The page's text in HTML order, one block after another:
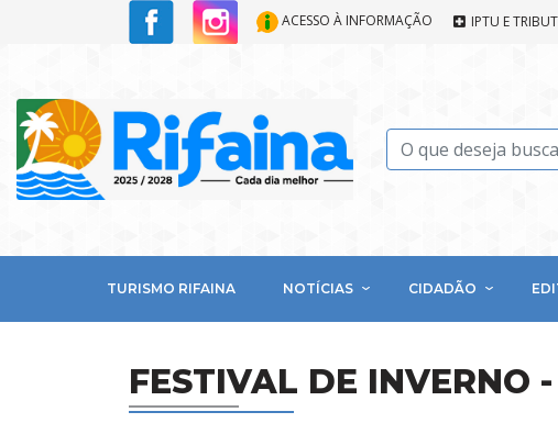
ACESSO À INFORMAÇÃO IPTU E
TURISMO RIFAINA NOTÍCIAS CIDADÃO
FESTIVAL DE INVERNO